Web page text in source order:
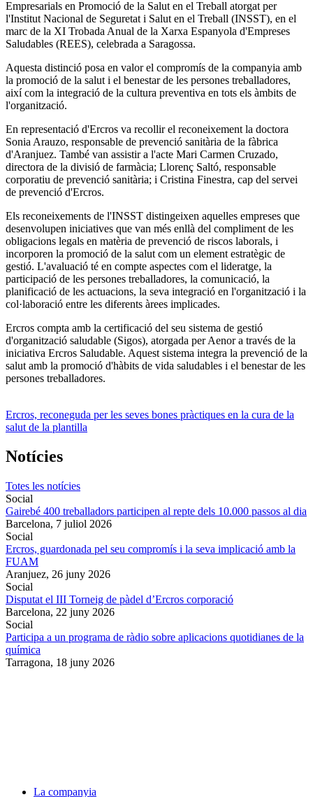
Empresarials en Promoció de la Salut en el Treball atorgat per
l'Institut Nacional de Seguretat i Salut en el Treball (INSST), en el
marc de la XI Trobada Anual de la Xarxa Espanyola d'Empreses
Saludables (REES), celebrada a Saragossa.
Aquesta distinció posa en valor el compromís de la companyia amb
la promoció de la salut i el benestar de les persones treballadores,
així com la integració de la cultura preventiva en tots els àmbits de
l'organització.
En representació d'Ercros va recollir el reconeixement la doctora
Sonia Arauzo, responsable de prevenció sanitària de la fàbrica
d'Aranjuez. També van assistir a l'acte Mari Carmen Cruzado,
directora de la divisió de farmàcia; Llorenç Saltó, responsable
corporatiu de prevenció sanitària; i Cristina Finestra, cap del servei
de prevenció d'Ercros.
Els reconeixements de l'INSST distingeixen aquelles empreses que
desenvolupen iniciatives que van més enllà del compliment de les
obligacions legals en matèria de prevenció de riscos laborals, i
incorporen la promoció de la salut com un element estratègic de
gestió. L'avaluació té en compte aspectes com el lideratge, la
participació de les persones treballadores, la comunicació, la
planificació de les actuacions, la seva integració en l'organització i la
col·laboració entre les diferents àrees implicades.
Ercros compta amb la certificació del seu sistema de gestió
d'organització saludable (Sigos), atorgada per Aenor a través de la
iniciativa Ercros Saludable. Aquest sistema integra la prevenció de la
salut amb la promoció d'hàbits de vida saludables i el benestar de les
persones treballadores.
Ercros, reconeguda per les seves bones pràctiques en la cura de la
salut de la plantilla
Notícies
Totes les notícies
Social
Gairebé 400 treballadors participen al repte dels 10.000 passos al dia
Barcelona, 7 juliol 2026
Social
Ercros, guardonada pel seu compromís i la seva implicació amb la
FUAM
Aranjuez, 26 juny 2026
Social
Disputat el III Torneig de pàdel d’Ercros corporació
Barcelona, 22 juny 2026
Social
Participa a un programa de ràdio sobre aplicacions quotidianes de la
química
Tarragona, 18 juny 2026
La companyia